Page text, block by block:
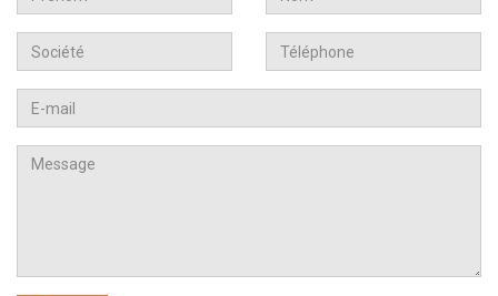
name
name
Company
Téléphone
Email
Message